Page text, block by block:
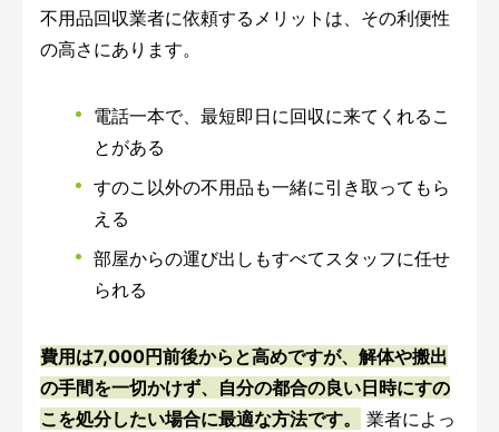
不用品回収業者に依頼するメリットは、その利便性
の高さにあります。
電話一本で、最短即日に回収に来てくれるこ
とがある
すのこ以外の不用品も一緒に引き取ってもら
える
部屋からの運び出しもすべてスタッフに任せ
られる
費用は7,000円前後からと高めですが、解体や搬出
の手間を一切かけず、自分の都合の良い日時にすの
こを処分したい場合に最適な方法です。
業者によっ